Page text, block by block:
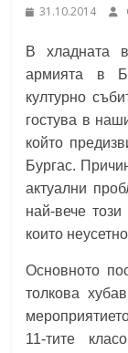
Средно
училище
"Епископ
Константин
Преславски"
31.10.2014
В хладната
армията в
културно
гостува в
който
Бургас.
актуални
най-вече
които
Основното
толкова
11-тите